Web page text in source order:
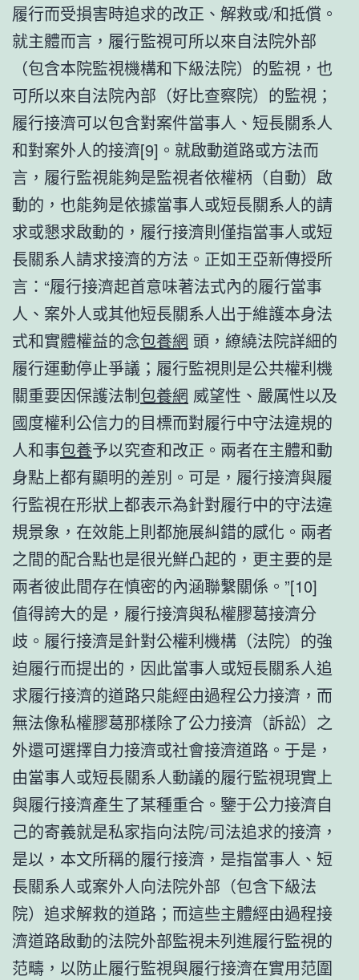
履行而受損害時追求的改正、解救或/和抵償。
就主體而言，履行監視可所以來自法院外部
（包含本院監視機構和下級法院）的監視，也
可所以來自法院內部（好比查察院）的監視；
履行接濟可以包含對案件當事人、短長關系人
和對案外人的接濟[9]。就啟動道路或方法而
言，履行監視能夠是監視者依權柄（自動）啟
動的，也能夠是依據當事人或短長關系人的請
求或懇求啟動的，履行接濟則僅指當事人或短
長關系人請求接濟的方法。正如王亞新傳授所
言：“履行接濟起首意味著法式內的履行當事
人、案外人或其他短長關系人出于維護本身法
式和實體權益的念包養網 頭，繚繞法院詳細的
履行運動停止爭議；履行監視則是公共權利機
關重要因保護法制包養網 威望性、嚴厲性以及
國度權利公信力的目標而對履行中守法違規的
人和事包養予以究查和改正。兩者在主體和動
身點上都有顯明的差別。可是，履行接濟與履
行監視在形狀上都表示為針對履行中的守法違
規景象，在效能上則都施展糾錯的感化。兩者
之間的配合點也是很光鮮凸起的，更主要的是
兩者彼此間存在慎密的內涵聯繫關係。”[10]
值得誇大的是，履行接濟與私權膠葛接濟分
歧。履行接濟是針對公權利機構（法院）的強
迫履行而提出的，因此當事人或短長關系人追
求履行接濟的道路只能經由過程公力接濟，而
無法像私權膠葛那樣除了公力接濟（訴訟）之
外還可選擇自力接濟或社會接濟道路。于是，
由當事人或短長關系人動議的履行監視現實上
與履行接濟產生了某種重合。鑒于公力接濟自
己的寄義就是私家指向法院/司法追求的接濟，
是以，本文所稱的履行接濟，是指當事人、短
長關系人或案外人向法院外部（包含下級法
院）追求解救的道路；而這些主體經由過程接
濟道路啟動的法院外部監視未列進履行監視的
范疇，以防止履行監視與履行接濟在實用范圍